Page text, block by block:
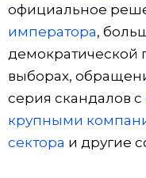
Общество
Культура
Жизнь
Еда и напитки
официальное
императора,
демократической
выборах,
серия скандалов с
крупными
сектора и другие